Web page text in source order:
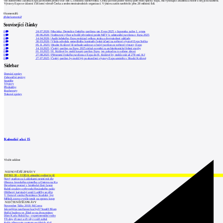
Výstavy Expo se účastní 158 zemí včetně Česka a sedm mezinárodních organizací. Výstavu zatím navštívilo přes 28 milionů lidí.
0komentářů
přidat komentář
Související články
0 24.07.2026 |Macinka: Demolice českého pavilonu pro Expo 2025 v Japonsku začne 1. srpna
0
30.06.2026 |Sněmovní výbor schválil převedení peněz MZV k odstranění pavilonu z Expa 2025
0
14.04.2026 | Audit loňského Expa prokázal velkou ztrátu a dvojnásobné náklady
0
30.03.2026 |Vláda odvolala generálního komisaře české účasti na světové výstavě Expo Sošku
0
05.11.2025| Hradec Králové již nebude usilovat o český pavilon ze světové výstavy Expo
1
14.10.2025 |Český pavilon na Expo 2025 získal ocenění za architektonické řešení stavby
0
01.10.2025 |H. Králové by mohl koupit pavilon Expo, jen pokud na to sežene dotaci
0
27.08.2025 |Přenesení českého pavilonu z Expa do H. Králové by mohlo stát až 278 mil. Kč
0
27.07.2025 |Český pavilon by mohl být po skončení výstavy Expo umístěn v Hradci Králové
Sidebar
Domácí zprávy
Zahraniční zprávy
Soutěže
Výstavy
Přednášky
Rozhovory
Tiskové zprávy
Kalendář akcí 15
Vložit událost
NEJNOVĚJŠÍ ZPRÁVY
INTRO 30 – VODA: aktuální vydání je již
Nový stadion za Lužánkami nesmí mít dle
Obnova loveckého zámečku u Ostrova na Ka
Developer postaví v brněnské části Lesná
Babiš uvažuje o převodu Hrzánského palác
Oblíbený karvinský areál Lodičky se přip
V Ostravě vzniká Rezidence Stodolní, byt
Mělník znovu vypíše tendr na opravu koup
NEJČTENĚJŠÍ ZPRÁVY
November Talks 2018: M.Corea
Jak nejlépe navrhnout kuchyň? Soutěž Blum
Hořící budova ve Zlíně se na dvou místec
Dům Karla Hubáčka – experimentální rodin
Tři dny, tři noci a tři vily v záři světel